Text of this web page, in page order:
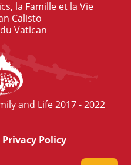
la Famille et la Vie
Calisto
Vatican
and Life 2017 - 2022
Privacy Policy